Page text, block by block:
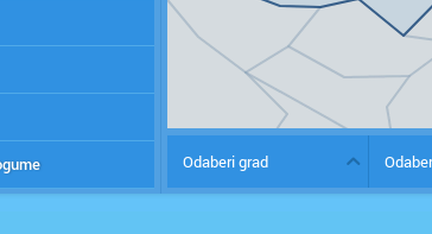
Odaberi grad